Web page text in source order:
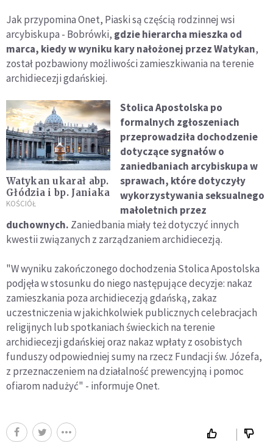
Jak przypomina Onet, Piaski są częścią rodzinnej wsi
arcybiskupa - Bobrówki, gdzie hierarcha mieszka od
marca, kiedy w wyniku kary nałożonej przez Watykan,
został pozbawiony możliwości zamieszkiwania na terenie
archidiecezji gdańskiej.
Watykan ukarał abp.
Głódzia i bp. Janiaka
KOŚCIÓŁ
Stolica Apostolska po
formalnych zgłoszeniach
przeprowadziła dochodzenie
dotyczące sygnałów o
zaniedbaniach arcybiskupa w
sprawach, które dotyczyły
wykorzystywania seksualnego
małoletnich przez
duchownych. Zaniedbania miały też dotyczyć innych
kwestii związanych z zarządzaniem archidiecezją.
"W wyniku zakończonego dochodzenia Stolica Apostolska
podjęła w stosunku do niego następujące decyzje: nakaz
zamieszkania poza archidiecezją gdańską, zakaz
uczestniczenia w jakichkolwiek publicznych celebracjach
religijnych lub spotkaniach świeckich na terenie
archidiecezji gdańskiej oraz nakaz wpłaty z osobistych
funduszy odpowiedniej sumy na rzecz Fundacji św. Józefa,
z przeznaczeniem na działalność prewencyjną i pomoc
ofiarom nadużyć" - informuje Onet.